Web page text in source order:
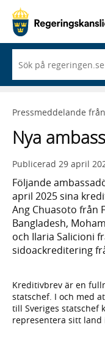
du
börjar
skriva
framträder
lista
med
sökförslag
Pressmeddelande från
Nya
Publicerad 29 april
Följande
april 2025 sina
Ang Chuasoto från
Bangladesh,
och Ilaria Salicioni
sidoackreditering
Kreditivbrev är en
statschef. I och med
till Sveriges statschef
representera sitt land